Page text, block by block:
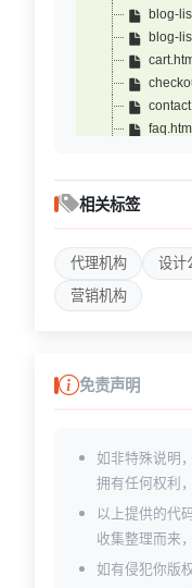
blog-
blog-
faq.html
index-
index-
index-
index-
相关标签
代理机构 设计
营销机构
免责声明
如非特殊说明
拥有任何权利
以上提供的代
收集整理而来
如有侵犯你版